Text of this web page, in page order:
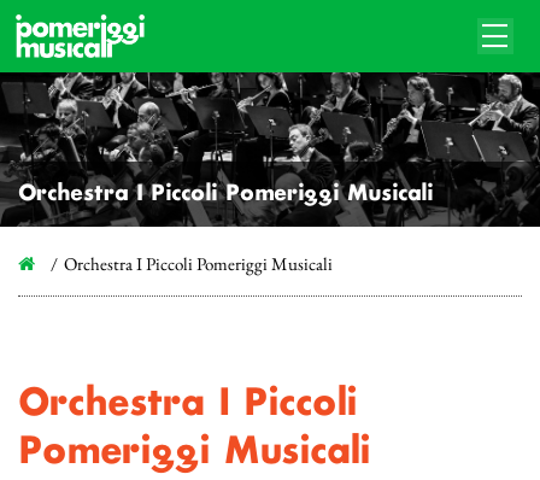
Orchestra I Piccoli Pomeriggi Musicali
Orchestra I Piccoli Pomeriggi Musicali
Orchestra I Piccoli
Pomeriggi Musicali